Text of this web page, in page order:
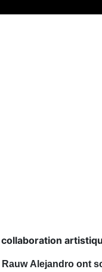
Rauw Alejandro ont